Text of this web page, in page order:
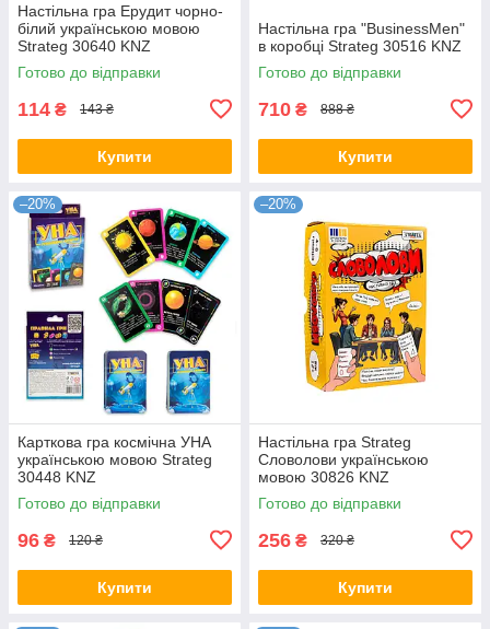
Настільна гра Ерудит чорно-
білий українською мовою
Strateg 30640 KNZ
Готово до відправки
114 ₴ 143 ₴
Купити
Настільна гра "BusinessMen"
в коробці Strateg 30516 KNZ
Готово до відправки
710 ₴ 888 ₴
Купити
–20%
Карткова гра космічна УНА
українською мовою Strateg
30448 KNZ
Готово до відправки
96 ₴ 120 ₴
Купити
–20%
Настільна гра Strateg
Словолови українською
мовою 30826 KNZ
Готово до відправки
256 ₴ 320 ₴
Купити